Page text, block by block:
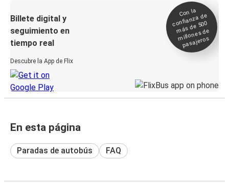
Billete digital y
seguimiento en
tiempo real
Descubre la App de Flix
Con la
confianza de
más de 500
millones de
pasajeros
En esta página
Paradas de autobús FAQ